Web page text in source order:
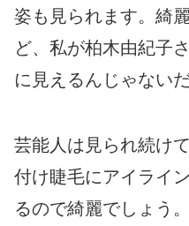
姿も見られます。綺
ど、私が柏木由紀子
に見えるんじゃない
芸能人は見られ続け
付け睫毛にアイライ
るので綺麗でしょう